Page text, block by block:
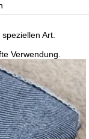
Art.
Verwendung.